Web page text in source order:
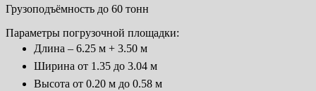
Грузоподъёмность до 60 тонн
Параметры погрузочной площадки:
Длина – 6.25 м + 3.50 м
Ширина от 1.35 до 3.04 м
Высота от 0.20 м до 0.58 м